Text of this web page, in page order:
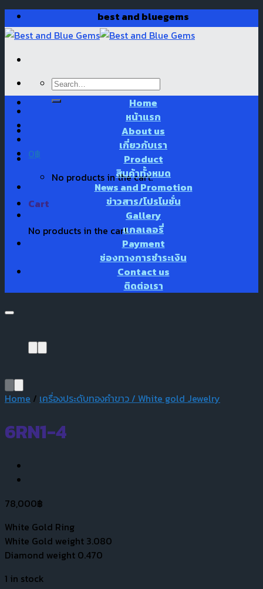
Skip
to
content
best and bluegems
Search
for:
0฿
No products in the cart.
Cart
No products in the cart.
Home
หน้าแรก
About us
เกี่ยวกับเรา
Product
สินค้าทั้งหมด
News and Promotion
ข่าวสาร/โปรโมชั่น
Gallery
แกลเลอรี่
Payment
ช่องทางการชำระเงิน
Contact us
ติดต่อเรา
Home / เครื่องประดับทองคำขาว / White gold Jewelry
6RN1-4
78,000฿
White Gold Ring
White Gold weight 3.080
Diamond weight 0.470
1 in stock